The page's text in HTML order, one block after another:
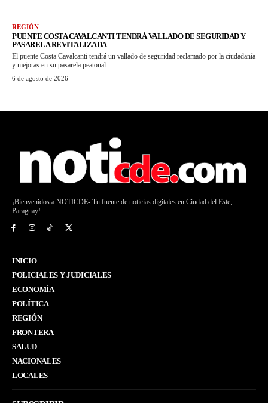
REGIÓN
PUENTE COSTA CAVALCANTI TENDRÁ VALLADO DE SEGURIDAD Y
PASARELA REVITALIZADA
El puente Costa Cavalcanti tendrá un vallado de seguridad reclamado por la ciudadanía
y mejoras en su pasarela peatonal.
6 de agosto de 2026
¡Bienvenidos a NOTICDE- Tu fuente de noticias digitales en Ciudad del Este,
Paraguay!.
INICIO
POLICIALES Y JUDICIALES
ECONOMÍA
POLÍTICA
REGIÓN
FRONTERA
SALUD
NACIONALES
LOCALES